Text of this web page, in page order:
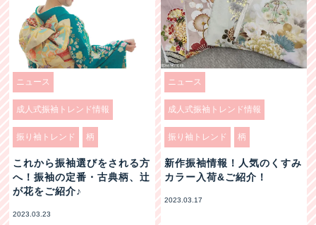
ニュース
成人式振袖トレンド情報
振り袖トレンド 柄
これから振袖選びをされる方
へ！振袖の定番・古典柄、辻
が花をご紹介♪
2023.03.23
ニュース
成人式振袖トレンド情報
振り袖トレンド 柄
新作振袖情報！人気のくすみ
カラー入荷&ご紹介！
2023.03.17